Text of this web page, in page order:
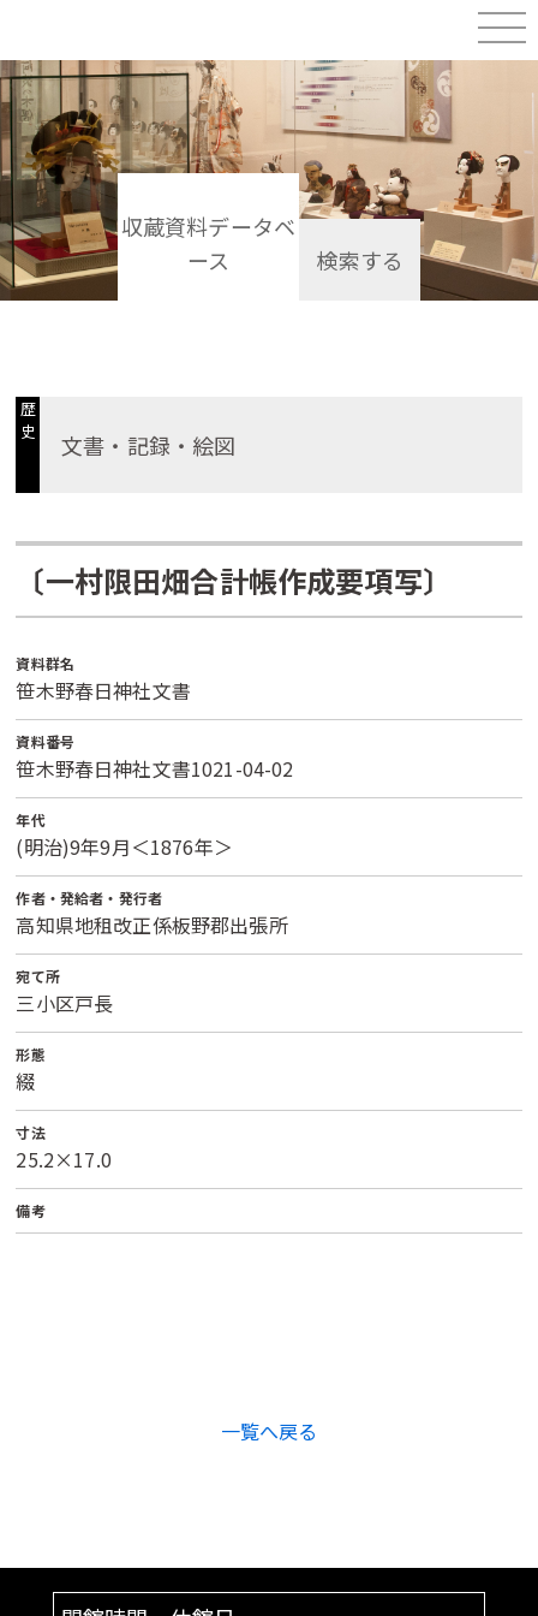
収蔵資料データベ
ース
検索する
歴
史
文書・記録・絵図
〔一村限田畑合計帳作成要項写〕
資料群名
笹木野春日神社文書
資料番号
笹木野春日神社文書1021-04-02
年代
(明治)9年9月＜1876年＞
作者・発給者・発行者
高知県地租改正係板野郡出張所
宛て所
三小区戸長
形態
綴
寸法
25.2×17.0
備考
一覧へ戻る